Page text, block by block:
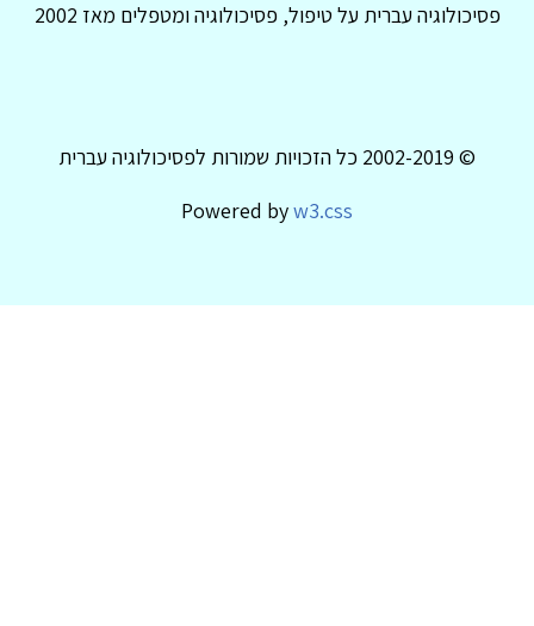
פסיכולוגיה עברית על טיפול, פסיכולוגיה ומטפלים מאז 2002
© 2002-2019 כל הזכויות שמורות לפסיכולוגיה עברית
Powered byw3.css